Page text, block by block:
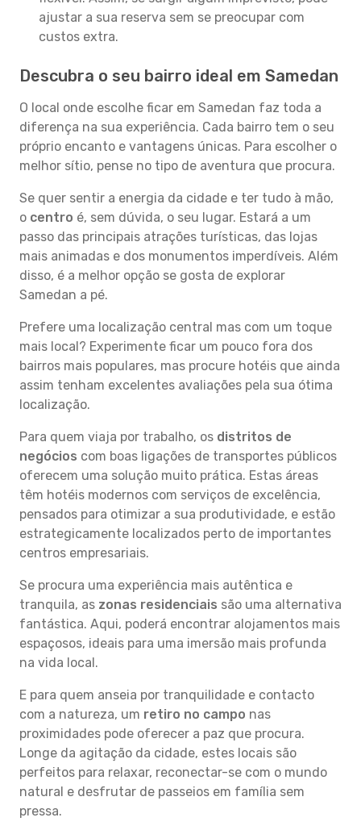
ajustar a sua reserva sem se preocupar com
custos extra.
Descubra o seu bairro ideal em Samedan
O local onde escolhe ficar em Samedan faz toda a
diferença na sua experiência. Cada bairro tem o seu
próprio encanto e vantagens únicas. Para escolher o
melhor sítio, pense no tipo de aventura que procura.
Se quer sentir a energia da cidade e ter tudo à mão,
o centro é, sem dúvida, o seu lugar. Estará a um
passo das principais atrações turísticas, das lojas
mais animadas e dos monumentos imperdíveis. Além
disso, é a melhor opção se gosta de explorar
Samedan a pé.
Prefere uma localização central mas com um toque
mais local? Experimente ficar um pouco fora dos
bairros mais populares, mas procure hotéis que ainda
assim tenham excelentes avaliações pela sua ótima
localização.
Para quem viaja por trabalho, os distritos de
negócios com boas ligações de transportes públicos
oferecem uma solução muito prática. Estas áreas
têm hotéis modernos com serviços de excelência,
pensados para otimizar a sua produtividade, e estão
estrategicamente localizados perto de importantes
centros empresariais.
Se procura uma experiência mais autêntica e
tranquila, as zonas residenciais são uma alternativa
fantástica. Aqui, poderá encontrar alojamentos mais
espaçosos, ideais para uma imersão mais profunda
na vida local.
E para quem anseia por tranquilidade e contacto
com a natureza, um retiro no campo nas
proximidades pode oferecer a paz que procura.
Longe da agitação da cidade, estes locais são
perfeitos para relaxar, reconectar-se com o mundo
natural e desfrutar de passeios em família sem
pressa.